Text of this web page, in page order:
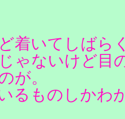
着いてしばら
ゃないけど目
が。
るものしかわ